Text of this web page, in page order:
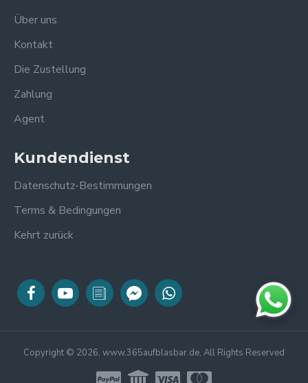
Über uns
Kontakt
Die Zustellung
Zahlung
Agent
Kundendienst
Datenschutz-Bestimmungen
Terms & Bedingungen
Kehrt zurück
Copyright © 2026, www.365aufblasbar.de, All Rights Reserved